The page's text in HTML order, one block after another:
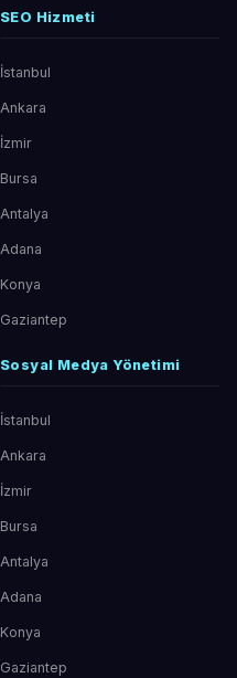
SEO Hizmeti
İstanbul
Ankara
İzmir
Bursa
Antalya
Adana
Konya
Gaziantep
Sosyal Medya Yönetimi
İstanbul
Ankara
İzmir
Bursa
Antalya
Adana
Konya
Gaziantep